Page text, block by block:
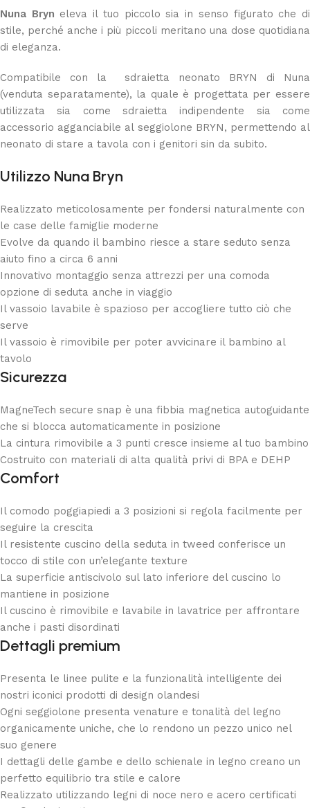
Nuna Bryn eleva il tuo piccolo sia in senso figurato che di
stile, perché anche i più piccoli meritano una dose quotidiana
di eleganza.
Compatibile con la sdraietta neonato BRYN di Nuna
(venduta separatamente), la quale è progettata per essere
utilizzata sia come sdraietta indipendente sia come
accessorio agganciabile al seggiolone BRYN, permettendo al
neonato di stare a tavola con i genitori sin da subito.
Utilizzo Nuna Bryn
Realizzato meticolosamente per fondersi naturalmente con
le case delle famiglie moderne
Evolve da quando il bambino riesce a stare seduto senza
aiuto fino a circa 6 anni
Innovativo montaggio senza attrezzi per una comoda
opzione di seduta anche in viaggio
Il vassoio lavabile è spazioso per accogliere tutto ciò che
serve
Il vassoio è rimovibile per poter avvicinare il bambino al
tavolo
Sicurezza
MagneTech secure snap è una fibbia magnetica autoguidante
che si blocca automaticamente in posizione
La cintura rimovibile a 3 punti cresce insieme al tuo bambino
Costruito con materiali di alta qualità privi di BPA e DEHP
Comfort
Il comodo poggiapiedi a 3 posizioni si regola facilmente per
seguire la crescita
Il resistente cuscino della seduta in tweed conferisce un
tocco di stile con un’elegante texture
La superficie antiscivolo sul lato inferiore del cuscino lo
mantiene in posizione
Il cuscino è rimovibile e lavabile in lavatrice per affrontare
anche i pasti disordinati
Dettagli premium
Presenta le linee pulite e la funzionalità intelligente dei
nostri iconici prodotti di design olandesi
Ogni seggiolone presenta venature e tonalità del legno
organicamente uniche, che lo rendono un pezzo unico nel
suo genere
I dettagli delle gambe e dello schienale in legno creano un
perfetto equilibrio tra stile e calore
Realizzato utilizzando legni di noce nero e acero certificati